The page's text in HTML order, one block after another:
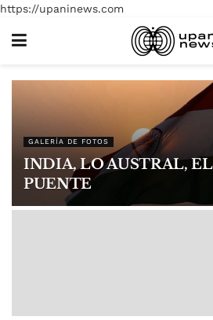
https://upaninews.com
GALERÍA DE FOTOS
INDIA, LO AUSTRAL, EL
PUENTE